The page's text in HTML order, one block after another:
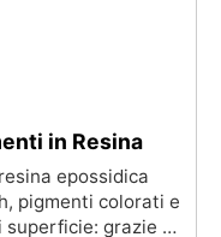
in Resina
epossidica
pigmenti colorati e
grazie al